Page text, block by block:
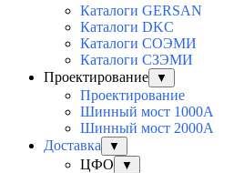
Каталоги GERSAN
Каталоги DKC
Каталоги СОЭМИ
Каталоги СЗЭМИ
Проектирование
▼
Проектирование
Шинный мост 1000А
Шинный мост 2000А
Доставка
▼
ЦФО ▼